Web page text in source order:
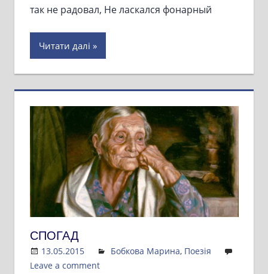
так не радовал, Не ласкался фонарный
Читати далі
СПОГАД
13.05.2015 Admin
Бобкова Марина, Поезія
Leave a comment